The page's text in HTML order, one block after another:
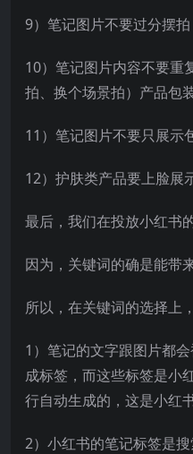
9）笔记图片不要过分摆拍
10）笔记图片内容不要重
拍、换个场景拍）产品包
11）笔记图片不要只展示
12）护肤类产品要上脸展
最后，我们在投放小红书
因为，关键词的确是能带
所以，在关键词的选择上
1）笔记的文字跟图片都
成标签，而这些标签是小
行自动生成的，这是小红
2）小红书的笔记标签是